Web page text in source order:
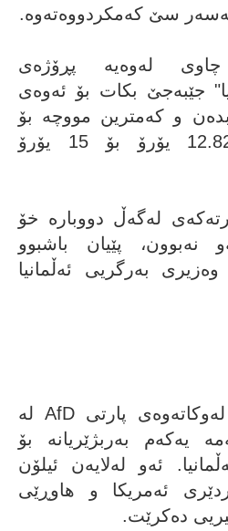
لەسەر سێ کەمکردووەتەوە.
لەوەیە پڕۆژەی
جێبەجێ بکات بۆ ئەوەی
بدەن و کەمترین مووچە بۆ
هەر کاژێرێک لە 12.82 یۆرۆ بۆ 15 یۆرۆ
لەگەڵ دووبارە خۆ
نەبوون، پێیان باشبوو
بەرگریی ئەڵمانیا
تەمەنی 46 ساڵە و لەوکاتەوەی پارتی AfD لە
ئەمە یەکەم بەربژێریانە بۆ
ئەو لەلایەن ئیلۆن
ئەمریکا و هاوڕێی
دەکرێت.